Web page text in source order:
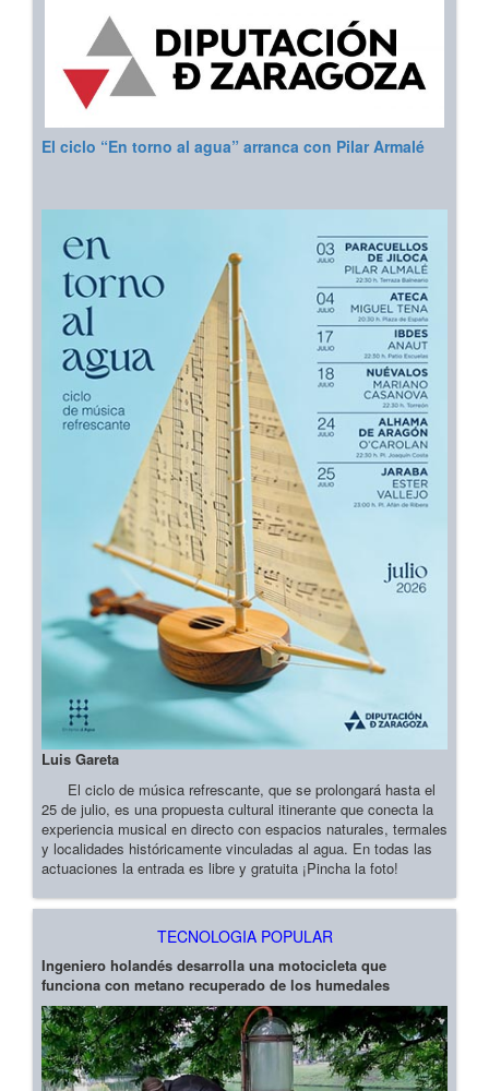
El ciclo “En torno al agua” arranca con Pilar Armalé
Luis Gareta
El ciclo de música refrescante, que se prolongará hasta el
25 de julio, es una propuesta cultural itinerante que conecta la
experiencia musical en directo con espacios naturales, termales
y localidades históricamente vinculadas al agua. En todas las
actuaciones la entrada es libre y gratuita ¡Pincha la foto!
TECNOLOGIA POPULAR
Ingeniero holandés desarrolla una motocicleta que
funciona con metano recuperado de los humedales